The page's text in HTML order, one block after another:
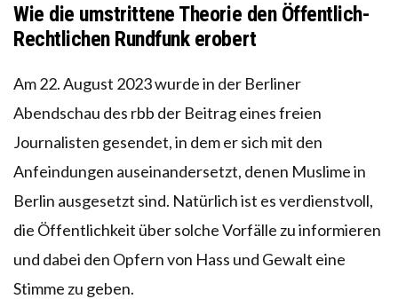
Wie die umstrittene Theorie den Öffentlich-
Rechtlichen Rundfunk erobert
Am 22. August 2023 wurde in der Berliner
Abendschau des rbb der Beitrag eines freien
Journalisten gesendet, in dem er sich mit den
Anfeindungen auseinandersetzt, denen Muslime in
Berlin ausgesetzt sind. Natürlich ist es verdienstvoll,
die Öffentlichkeit über solche Vorfälle zu informieren
und dabei den Opfern von Hass und Gewalt eine
Stimme zu geben.